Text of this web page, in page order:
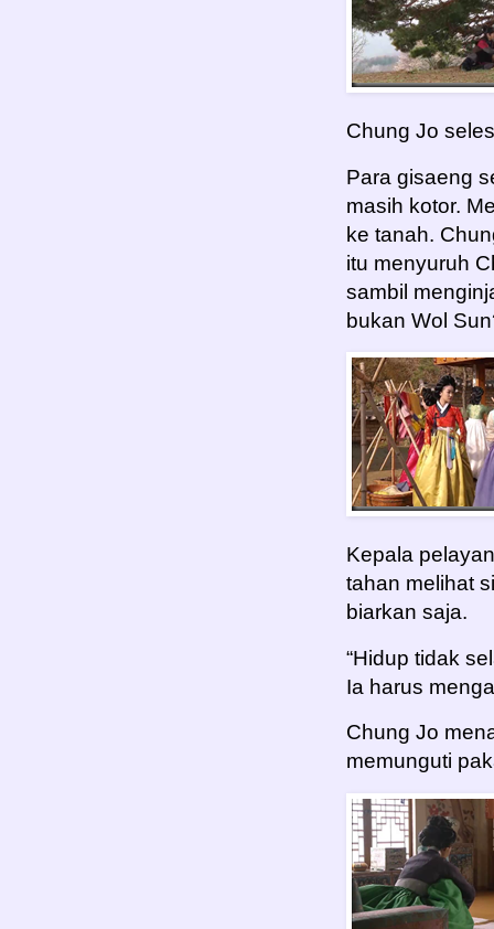
Chung Jo
Para gisaeng
masih kotor.
ke tanah.
itu menyuruh
sambil
bukan Wol
Kepala
tahan melihat
biarkan saja.
“Hidup tidak
Ia harus
Chung Jo
memunguti